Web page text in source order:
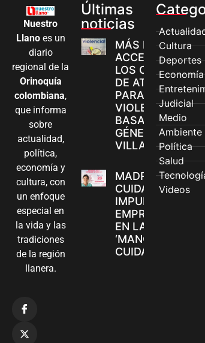
Nuestro
Llanoes un
diario
regional de la
Orinoquía
colombiana,
que informa
sobre
actualidad,
política,
economía y
cultura, con
un enfoque
especial en
la vida y las
tradiciones
de la región
llanera.
Últimas
noticias
MÁS MUJERES
ACCEDEN A
LOS CANALES
DE ATENCIÓN
PARA
VIOLENCIAS
BASADAS EN
GÉNERO EN
VILLAVICENCIO
MADRES
CUIDADORAS
IMPULSAN SUS
EN LA FERIA
‘MANOS QUE
CUIDAN Y CREAN’
Cultura
Deportes
Economía
Judicial
Medio
Ambiente
Política
Salud
Videos